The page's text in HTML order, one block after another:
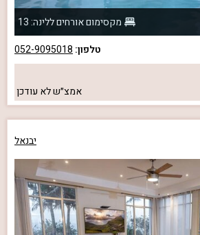
מקסימום אורחים ללינה: 13
טלפון: 052-9095018
אמצ״שלא עודכן
יבנאל